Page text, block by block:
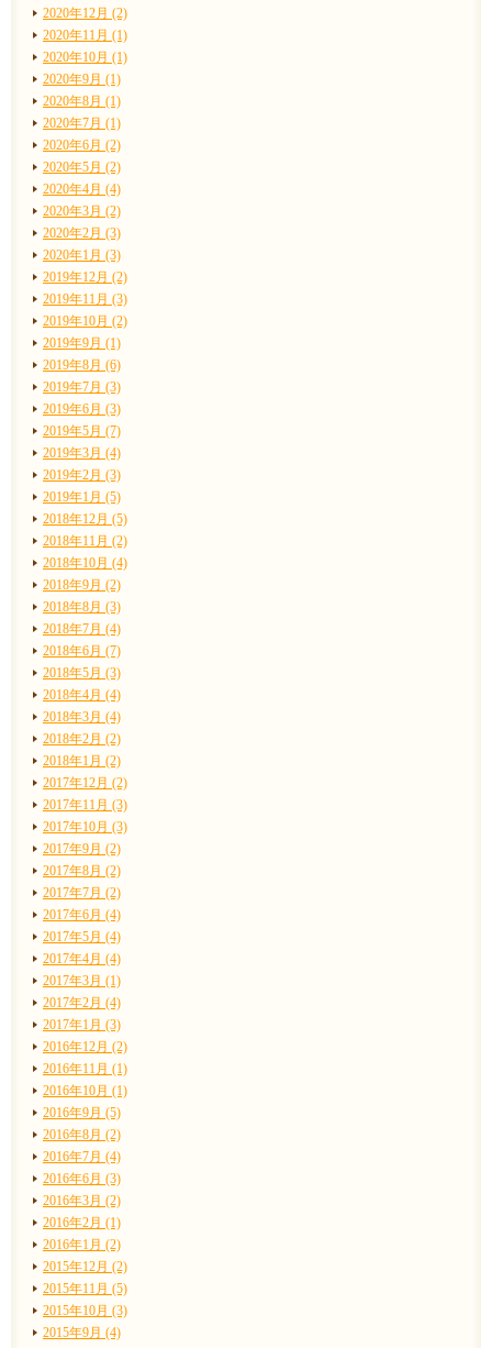
2020年12月 (2)
2020年11月 (1)
2020年10月 (1)
2020年9月 (1)
2020年8月 (1)
2020年7月 (1)
2020年6月 (2)
2020年5月 (2)
2020年4月 (4)
2020年3月 (2)
2020年2月 (3)
2020年1月 (3)
2019年12月 (2)
2019年11月 (3)
2019年10月 (2)
2019年9月 (1)
2019年8月 (6)
2019年7月 (3)
2019年6月 (3)
2019年5月 (7)
2019年3月 (4)
2019年2月 (3)
2019年1月 (5)
2018年12月 (5)
2018年11月 (2)
2018年10月 (4)
2018年9月 (2)
2018年8月 (3)
2018年7月 (4)
2018年6月 (7)
2018年5月 (3)
2018年4月 (4)
2018年3月 (4)
2018年2月 (2)
2018年1月 (2)
2017年12月 (2)
2017年11月 (3)
2017年10月 (3)
2017年9月 (2)
2017年8月 (2)
2017年7月 (2)
2017年6月 (4)
2017年5月 (4)
2017年4月 (4)
2017年3月 (1)
2017年2月 (4)
2017年1月 (3)
2016年12月 (2)
2016年11月 (1)
2016年10月 (1)
2016年9月 (5)
2016年8月 (2)
2016年7月 (4)
2016年6月 (3)
2016年3月 (2)
2016年2月 (1)
2016年1月 (2)
2015年12月 (2)
2015年11月 (5)
2015年10月 (3)
2015年9月 (4)